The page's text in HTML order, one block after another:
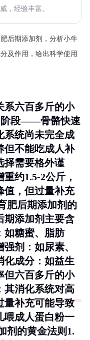
，经验丰富。
后期添加剂，分析小牛
及作用，给出科学使用
系六百多斤的小
阶段——骨骼快速
系统尚未完全成
但不能吃成人补
择需要格外谨
约1.5-2公斤，
值，但过量补充
肥后期添加剂的
期添加剂主要含
如糖蜜、脂肪
强剂 ：如尿素、
化成分：如益生
但六百多斤的小
其消化系统对高
量补充可能导致
喂成人蛋白粉一
剂的黄金法则1.